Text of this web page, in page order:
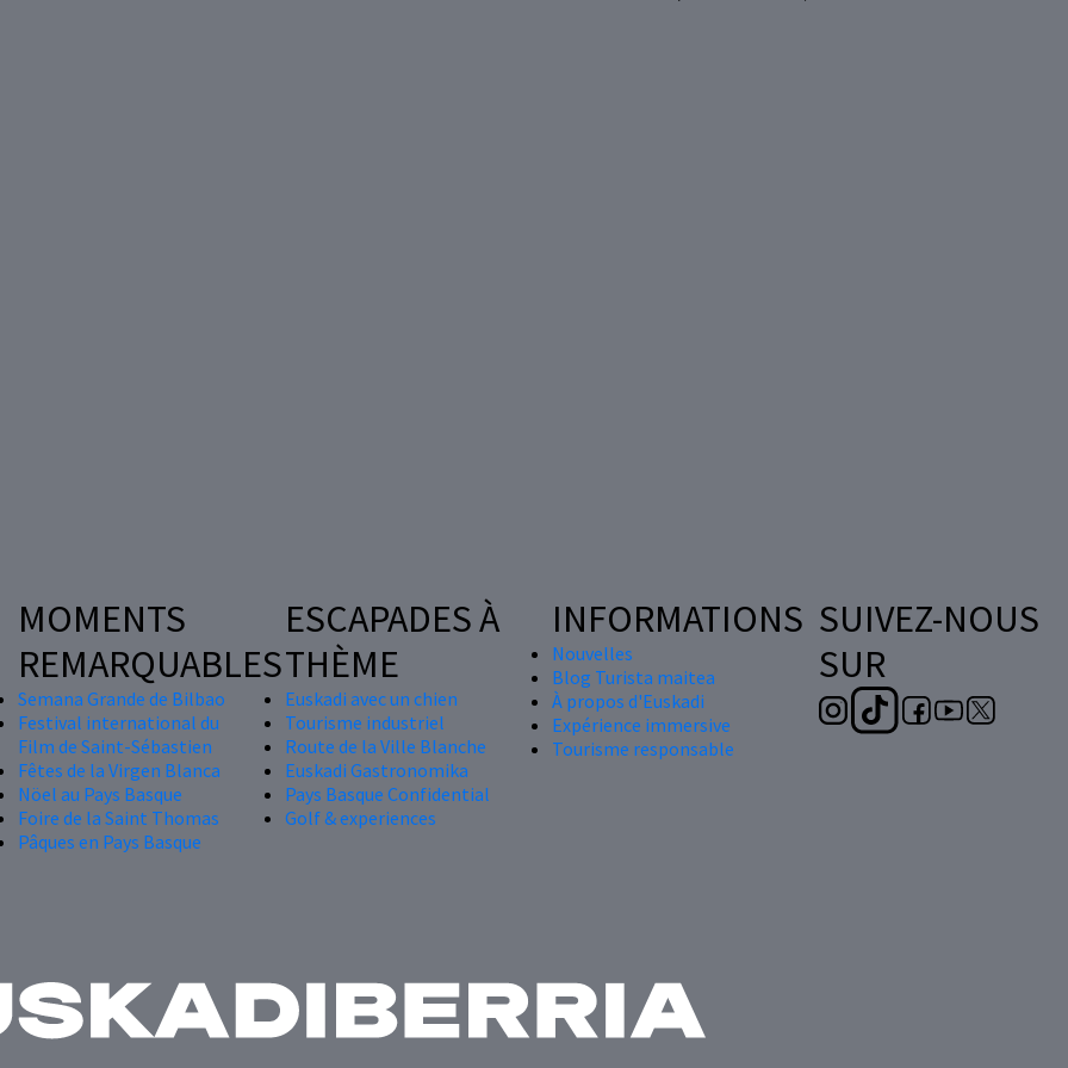
MOMENTS
REMARQUABLES
Semana Grande de Bilbao
Festival international du
Film de Saint-Sébastien
Fêtes de la Virgen Blanca
Nöel au Pays Basque
Foire de la Saint Thomas
Pâques en Pays Basque
ESCAPADES À
THÈME
Euskadi avec un chien
Tourisme industriel
Route de la Ville Blanche
Euskadi Gastronomika
Pays Basque Confidential
Golf & experiences
INFORMATIONS
Nouvelles
Blog Turista maitea
À propos d'Euskadi
Expérience immersive
Tourisme responsable
SUIVEZ-NOUS
SUR